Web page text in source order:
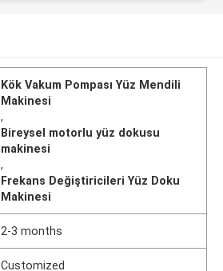
Kök Vakum Pompası Yüz Mendili
Makinesi
,
Bireysel motorlu yüz dokusu
makinesi
,
Frekans Değiştiricileri Yüz Doku
Makinesi
2-3 months
Customized